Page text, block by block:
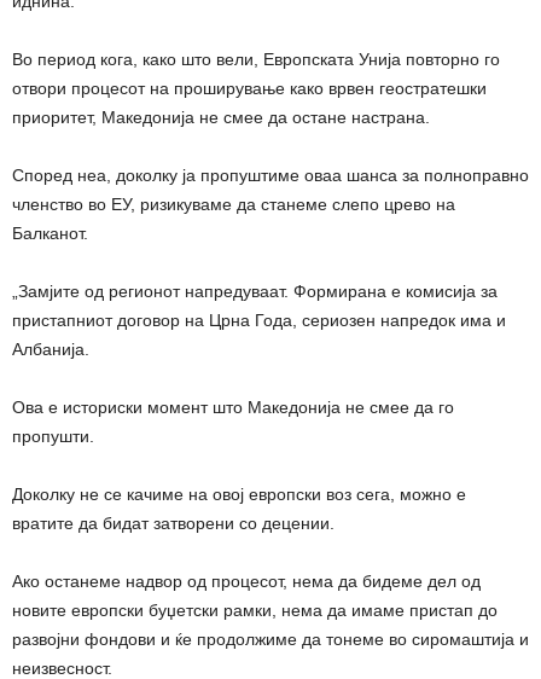
Во период кога, како што вели, Европската Унија повторно го
отвори процесот на проширување како врвен геостратешки
приоритет, Македонија не смее да остане настрана.
Според неа, доколку ја пропуштиме оваа шанса за полноправно
членство во ЕУ, ризикуваме да станеме слепо црево на
Балканот.
„Замјите од регионот напредуваат. Формирана е комисија за
пристапниот договор на Црна Года, сериозен напредок има и
Албанија.
Ова е историски момент што Македонија не смее да го
пропушти.
Доколку не се качиме на овој европски воз сега, можно е
вратите да бидат затворени со децении.
Ако останеме надвор од процесот, нема да бидеме дел од
новите европски буџетски рамки, нема да имаме пристап до
развојни фондови и ќе продолжиме да тонеме во сиромаштија и
неизвесност.